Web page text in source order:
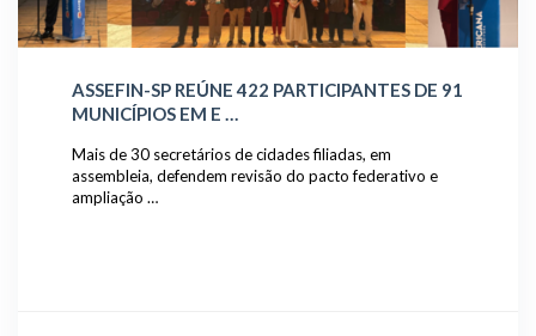
ASSEFIN-SP REÚNE 422 PARTICIPANTES DE 91
MUNICÍPIOS EM E …
Mais de 30 secretários de cidades filiadas, em
assembleia, defendem revisão do pacto federativo e
ampliação …